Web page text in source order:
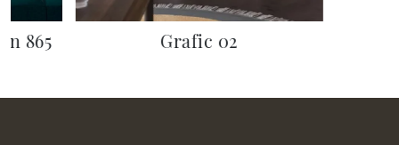
865 Grafic 02